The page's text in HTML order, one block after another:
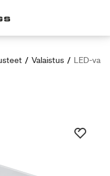
/ Valaistus / LED-